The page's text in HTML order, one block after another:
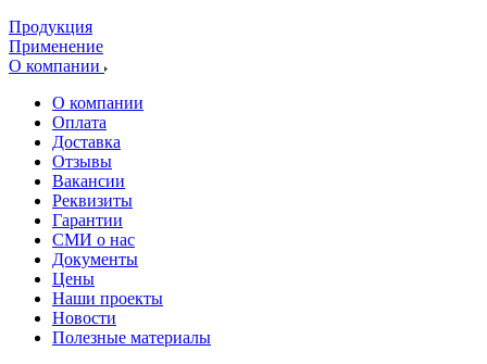
Продукция
Применение
О компании
О компании
Оплата
Доставка
Отзывы
Вакансии
Реквизиты
Гарантии
СМИ о нас
Документы
Цены
Наши проекты
Новости
Полезные материалы